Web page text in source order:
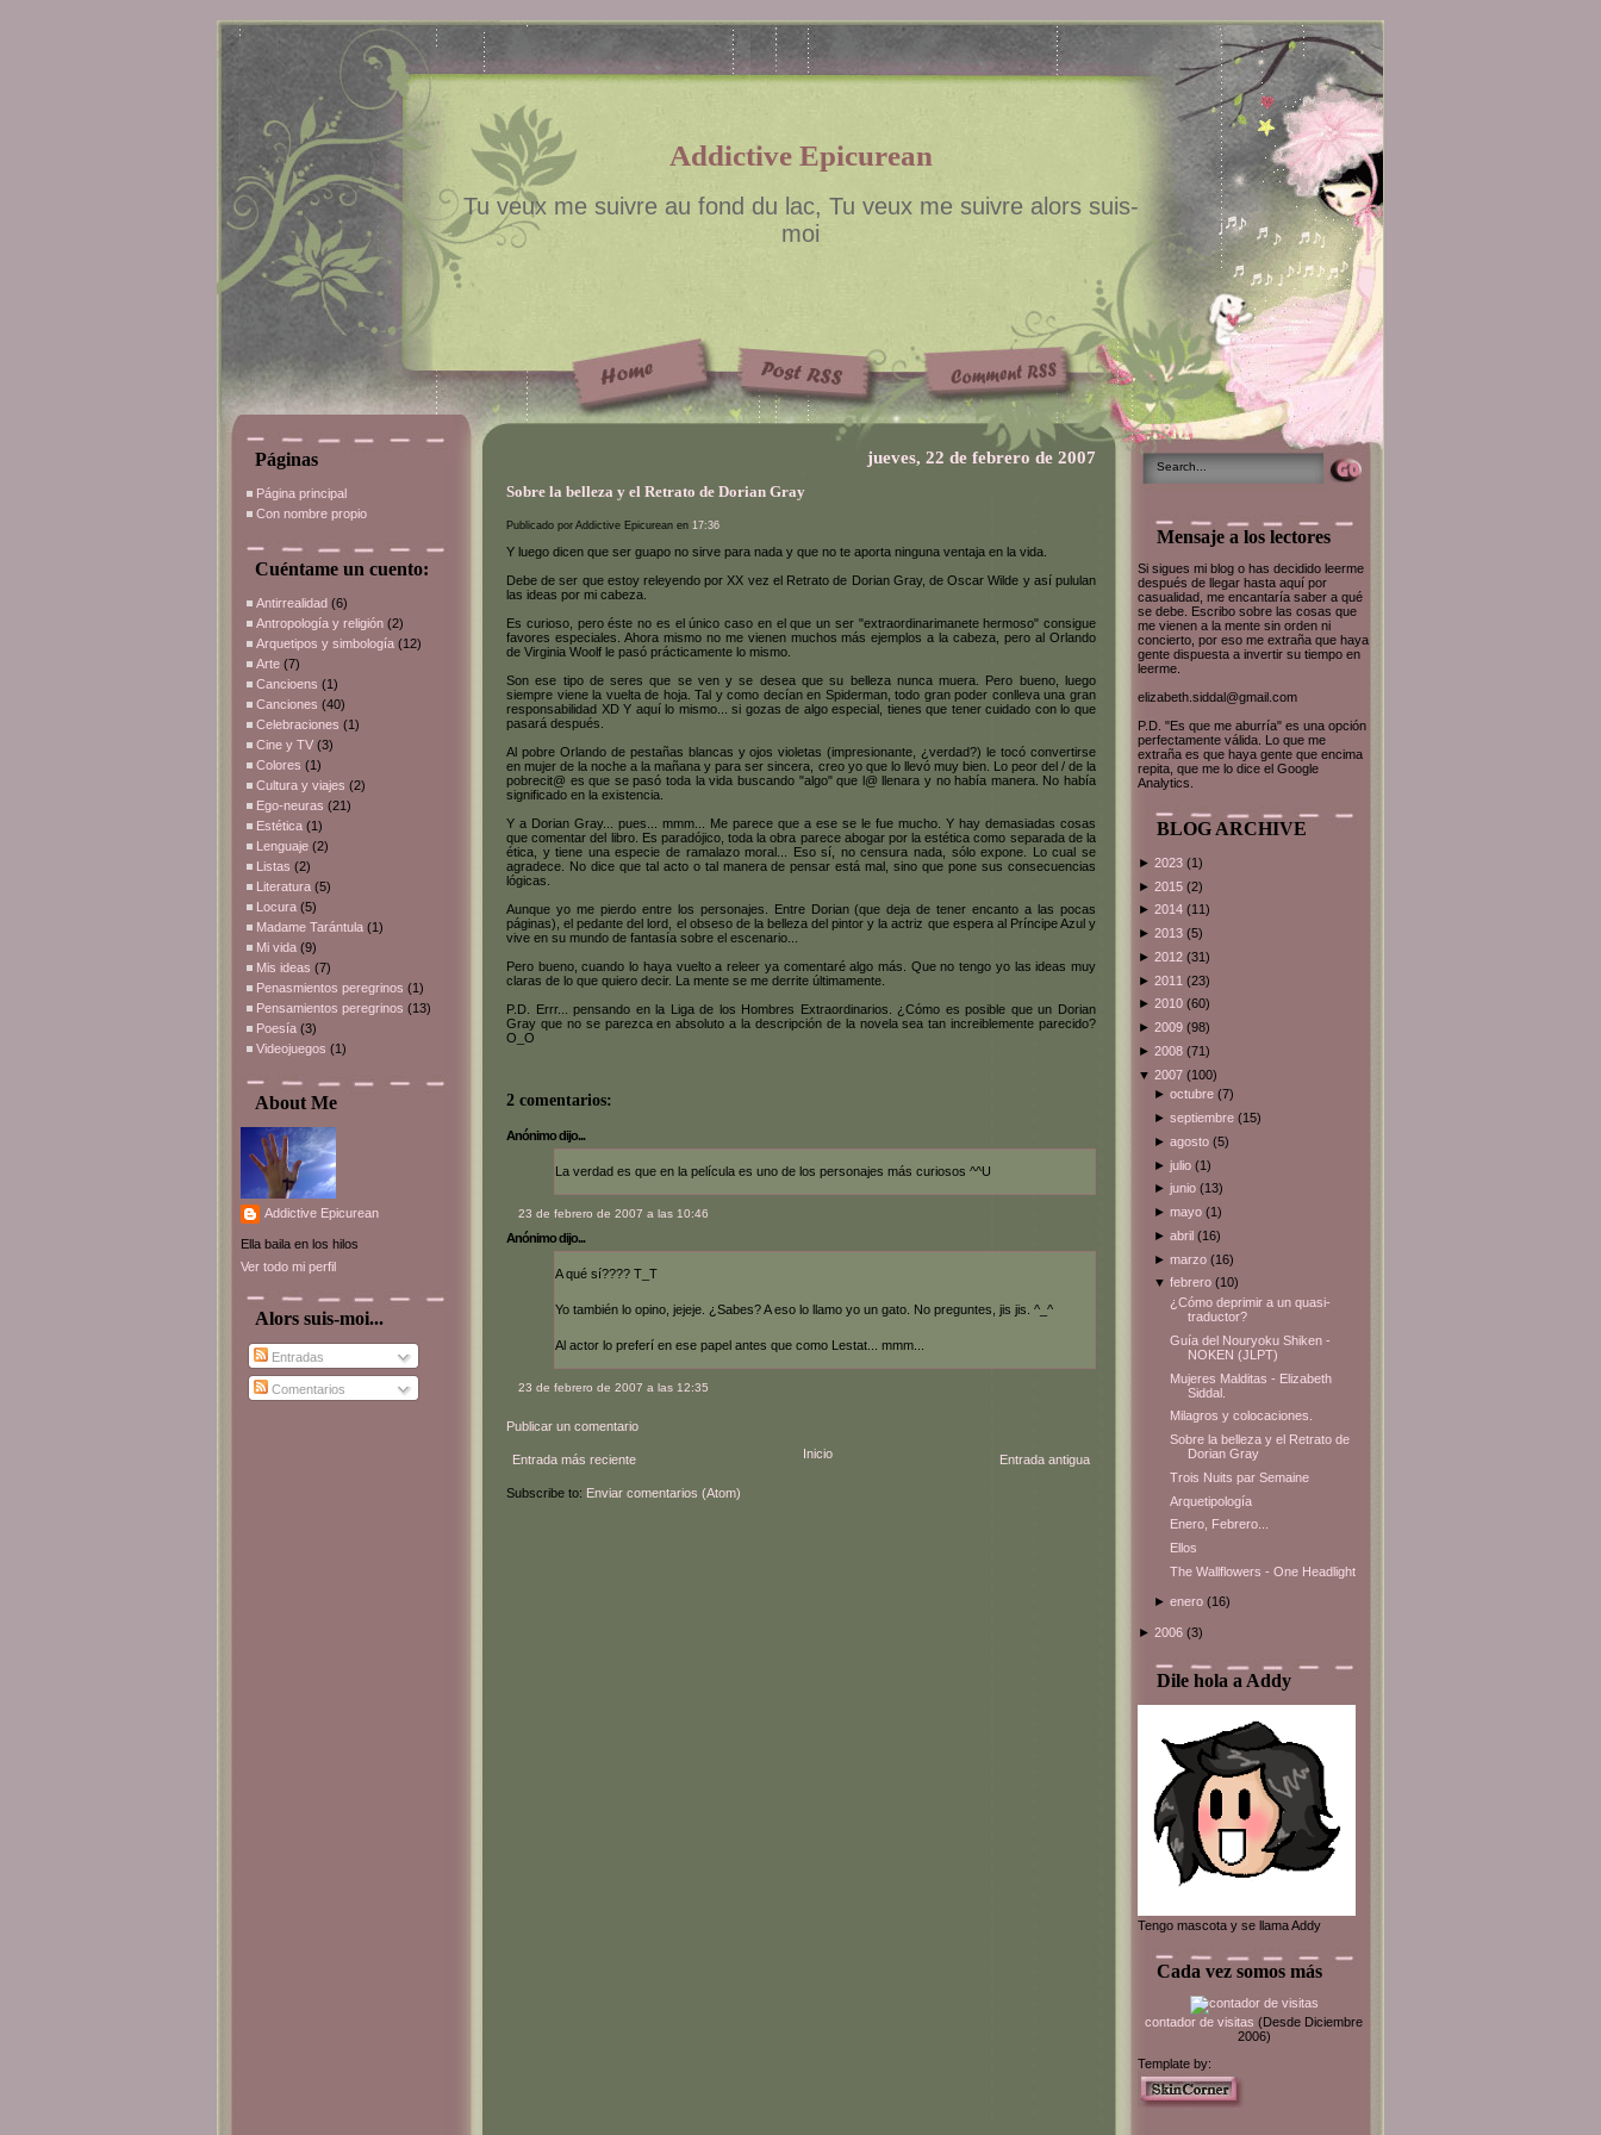
Addictive Epicurean
Tu veux me suivre au fond du lac, Tu veux me suivre alors suis-
moi
Páginas
Página principal
Con nombre propio
Cuéntame un cuento:
Antirrealidad (6)
Antropología y religión (2)
Arquetipos y simbología (12)
Arte (7)
Cancioens (1)
Canciones (40)
Celebraciones (1)
Cine y TV (3)
Colores (1)
Cultura y viajes (2)
Ego-neuras (21)
Estética (1)
Lenguaje (2)
Listas (2)
Literatura (5)
Locura (5)
Madame Tarántula (1)
Mi vida (9)
Mis ideas (7)
Penasmientos peregrinos (1)
Pensamientos peregrinos (13)
Poesía (3)
Videojuegos (1)
About Me
Addictive Epicurean
Ella baila en los hilos
Ver todo mi perfil
Alors suis-moi...
Entradas
Comentarios
jueves, 22 de febrero de 2007
Sobre la belleza y el Retrato de Dorian Gray
Publicado por Addictive Epicurean en 17:36
Y luego dicen que ser guapo no sirve para nada y que no te aporta ninguna ventaja en la vida.
Debe de ser que estoy releyendo por XX vez el Retrato de Dorian Gray, de Oscar Wilde y así pululan
las ideas por mi cabeza.
Es curioso, pero éste no es el único caso en el que un ser "extraordinarimanete hermoso" consigue
favores especiales. Ahora mismo no me vienen muchos más ejemplos a la cabeza, pero al Orlando
de Virginia Woolf le pasó prácticamente lo mismo.
Son ese tipo de seres que se ven y se desea que su belleza nunca muera. Pero bueno, luego
siempre viene la vuelta de hoja. Tal y como decían en Spiderman, todo gran poder conlleva una gran
responsabilidad XD Y aquí lo mismo... si gozas de algo especial, tienes que tener cuidado con lo que
pasará después.
Al pobre Orlando de pestañas blancas y ojos violetas (impresionante, ¿verdad?) le tocó convertirse
en mujer de la noche a la mañana y para ser sincera, creo yo que lo llevó muy bien. Lo peor del / de la
pobrecit@ es que se pasó toda la vida buscando "algo" que l@ llenara y no había manera. No había
significado en la existencia.
Y a Dorian Gray... pues... mmm... Me parece que a ese se le fue mucho. Y hay demasiadas cosas
que comentar del libro. Es paradójico, toda la obra parece abogar por la estética como separada de la
ética, y tiene una especie de ramalazo moral... Eso sí, no censura nada, sólo expone. Lo cual se
agradece. No dice que tal acto o tal manera de pensar está mal, sino que pone sus consecuencias
lógicas.
Aunque yo me pierdo entre los personajes. Entre Dorian (que deja de tener encanto a las pocas
páginas), el pedante del lord, el obseso de la belleza del pintor y la actriz que espera al Príncipe Azul y
vive en su mundo de fantasía sobre el escenario...
Pero bueno, cuando lo haya vuelto a releer ya comentaré algo más. Que no tengo yo las ideas muy
claras de lo que quiero decir. La mente se me derrite últimamente.
P.D. Errr... pensando en la Liga de los Hombres Extraordinarios. ¿Cómo es posible que un Dorian
Gray que no se parezca en absoluto a la descripción de la novela sea tan increiblemente parecido?
O_O
2 comentarios:
Anónimo dijo...
La verdad es que en la película es uno de los personajes más curiosos ^^U
23 de febrero de 2007 a las 10:46
Anónimo dijo...
A qué sí???? T_T
Yo también lo opino, jejeje. ¿Sabes? A eso lo llamo yo un gato. No preguntes, jis jis. ^_^
Al actor lo preferí en ese papel antes que como Lestat... mmm...
23 de febrero de 2007 a las 12:35
Publicar un comentario
Entrada más reciente Entrada antigua
Inicio
Subscribe to: Enviar comentarios (Atom)
Mensaje a los lectores
Si sigues mi blog o has decidido leerme
después de llegar hasta aquí por
casualidad, me encantaría saber a qué
se debe. Escribo sobre las cosas que
me vienen a la mente sin orden ni
concierto, por eso me extraña que haya
gente dispuesta a invertir su tiempo en
leerme.
elizabeth.siddal@gmail.com
P.D. "Es que me aburría" es una opción
perfectamente válida. Lo que me
extraña es que haya gente que encima
repita, que me lo dice el Google
Analytics.
BLOG ARCHIVE
► 2023 (1)
► 2015 (2)
► 2014 (11)
► 2013 (5)
► 2012 (31)
► 2011 (23)
► 2010 (60)
► 2009 (98)
► 2008 (71)
▼ 2007 (100)
►octubre(7)
►septiembre(15)
►agosto(5)
►julio(1)
►junio(13)
►mayo(1)
►abril(16)
►marzo(16)
▼febrero(10)
¿Cómo deprimir a un quasi-
traductor?
Guía del Nouryoku Shiken -
NOKEN (JLPT)
Mujeres Malditas - Elizabeth
Siddal.
Milagros y colocaciones.
Sobre la belleza y el Retrato de
Dorian Gray
Trois Nuits par Semaine
Arquetipología
Enero, Febrero...
Ellos
The Wallflowers - One Headlight
►enero(16)
► 2006 (3)
Dile hola a Addy
Tengo mascota y se llama Addy
Cada vez somos más
contador de visitas (Desde Diciembre
2006)
Template by: